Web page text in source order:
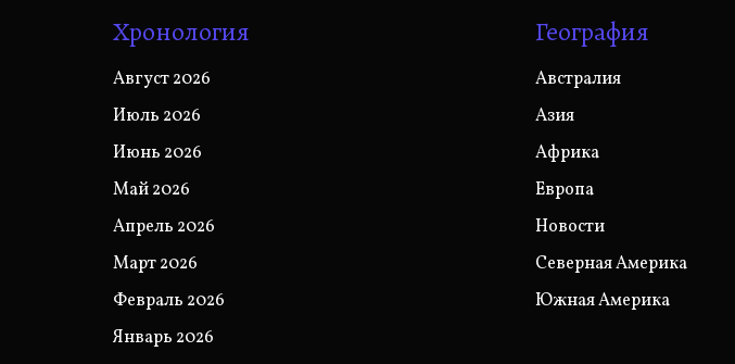
Хронология
Август 2026
Июль 2026
Июнь 2026
Май 2026
Апрель 2026
Март 2026
Февраль 2026
Январь 2026
География
Австралия
Азия
Африка
Европа
Новости
Северная Америка
Южная Америка